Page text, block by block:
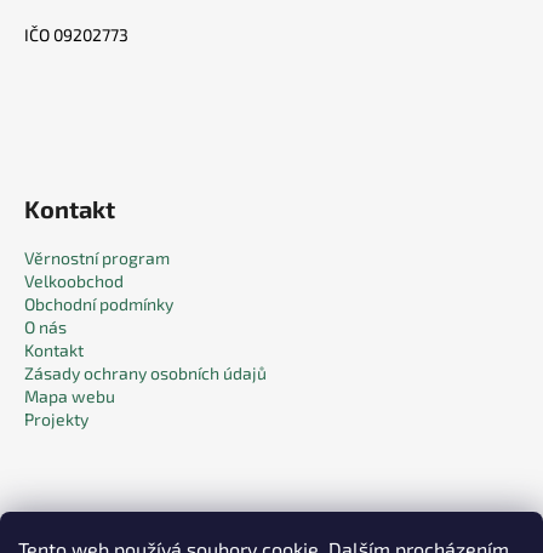
IČO 09202773
Kontakt
Věrnostní program
Velkoobchod
Obchodní podmínky
O nás
Kontakt
Zásady ochrany osobních údajů
Mapa webu
Projekty